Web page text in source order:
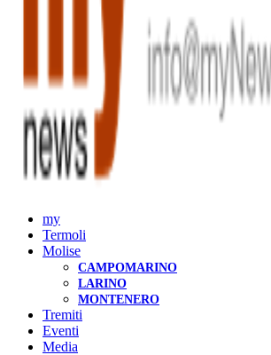
my
Termoli
Molise
CAMPOMARINO
LARINO
MONTENERO
Tremiti
Eventi
Media